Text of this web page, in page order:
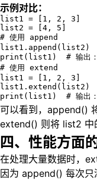
示例对比：
list1 = [1, 2, 3]
list2 = [4, 5]
# 使用 append
list1.append(list2)
print(list1)  # 输出
# 使用 extend
list1 = [1, 2, 3]
list1.extend(list2)
print(list1)  # 输出
可以看到，append()
extend() 则将 list2 中
四、性能方面
在处理大量数据时，
因为 append() 每次